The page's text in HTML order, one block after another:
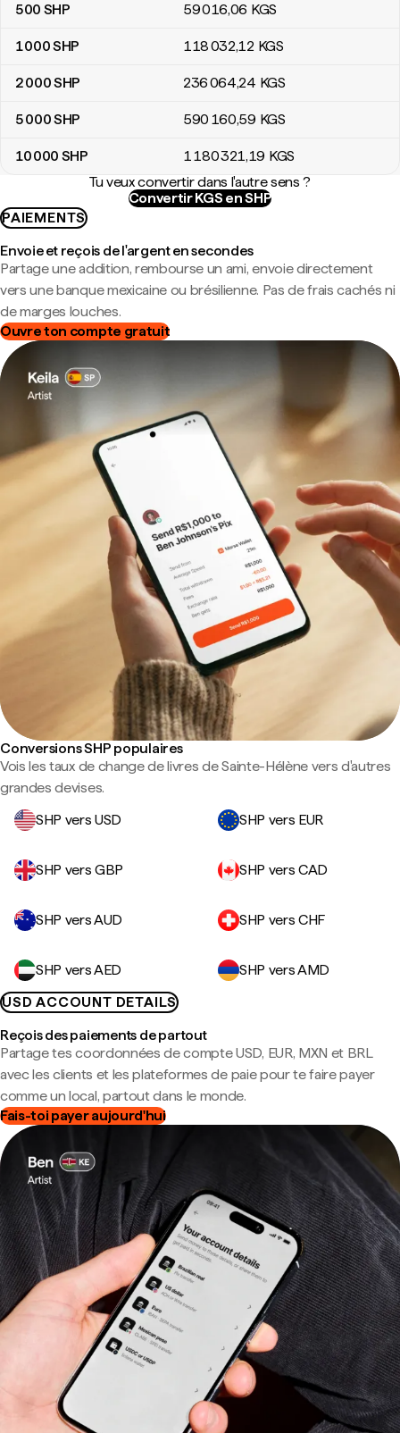
500 SHP 59 016,06 KGS
1 000SHP 118 032,12 KGS
2 000SHP 236 064,24 KGS
5 000SHP 590 160,59 KGS
10 000 SHP 1 180 321,19 KGS
Tu veux convertir dans l'autre sens ?
Convertir KGS en SHP
PAIEMENTS
Envoie et reçois de l'argent en secondes
Partage une addition, rembourse un ami, envoie directement
vers une banque mexicaine ou brésilienne. Pas de frais cachés ni
de marges louches.
Ouvre ton compte gratuit
Conversions SHP populaires
Vois les taux de change de livres de Sainte-Hélène vers d'autres
grandes devises.
SHP vers USD
SHP vers EUR
SHP vers GBP SHP vers CAD
SHP vers AUD SHP vers CHF
SHP vers AED
SHP vers AMD
USD ACCOUNT DETAILS
Reçois des paiements de partout
Partage tes coordonnées de compte USD, EUR, MXN et BRL
avec les clients et les plateformes de paie pour te faire payer
comme un local, partout dans le monde.
Fais-toi payer aujourd'hui